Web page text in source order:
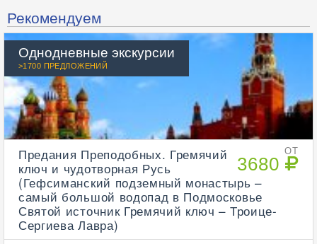
Рекомендуем
Однодневные экскурсии
>1700 ПРЕДЛОЖЕНИЙ
ОТ
3680
Предания Преподобных. Гремячий
ключ и чудотворная Русь
(Гефсиманский подземный монастырь –
самый большой водопад в Подмосковье
Святой источник Гремячий ключ – Троице-
Сергиева Лавра)